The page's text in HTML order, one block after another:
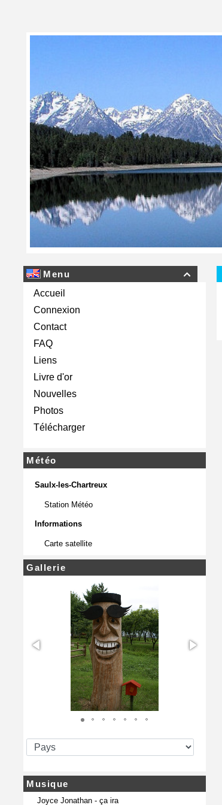

Menu
Accueil
Connexion
Contact
FAQ
Liens
Livre d'or
Nouvelles
Photos
Télécharger
Météo
Saulx-les-Chartreux
Station Météo
Informations
Carte satellite
Gallerie
Musique
Joyce Jonathan - ça ira